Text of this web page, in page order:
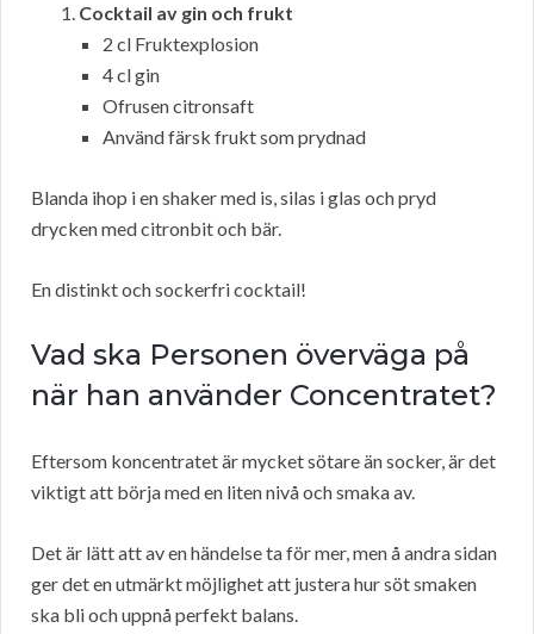
Cocktail av gin och frukt
2 cl Fruktexplosion
4 cl gin
Ofrusen citronsaft
Använd färsk frukt som prydnad
Blanda ihop i en shaker med is, silas i glas och pryd
drycken med citronbit och bär.
En distinkt och sockerfri cocktail!
Vad ska Personen överväga på
när han använder Concentratet?
Eftersom koncentratet är mycket sötare än socker, är det
viktigt att börja med en liten nivå och smaka av.
Det är lätt att av en händelse ta för mer, men å andra sidan
ger det en utmärkt möjlighet att justera hur söt smaken
ska bli och uppnå perfekt balans.